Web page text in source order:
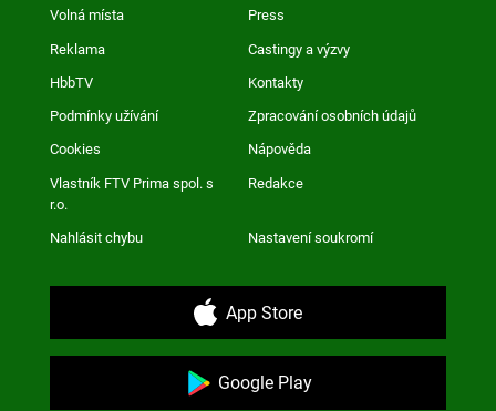
Volná místa Press
Reklama Castingy a výzvy
HbbTV Kontakty
Podmínky užívání Zpracování osobních údajů
Cookies Nápověda
Vlastník FTV Prima spol. s
r.o.
Redakce
Nahlásit chybu Nastavení soukromí
App Store
Google Play